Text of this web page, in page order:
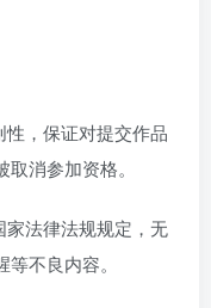
，保证对提交作品
消参加资格。
法律法规规定，无
不良内容。